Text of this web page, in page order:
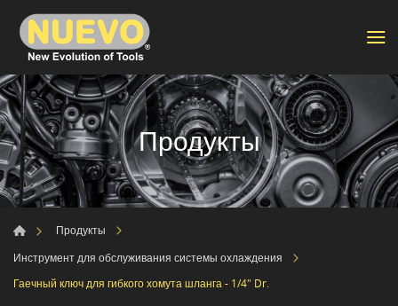
Продукты
Продукты
Инструмент для обслуживания системы охлаждения
Гаечный ключ для гибкого хомута шланга - 1/4" Dr.